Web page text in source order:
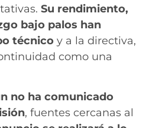
Su rendimiento,
bajo palos han
técnico y a la directiva,
como una
no ha comunicado
, fuentes cercanas al